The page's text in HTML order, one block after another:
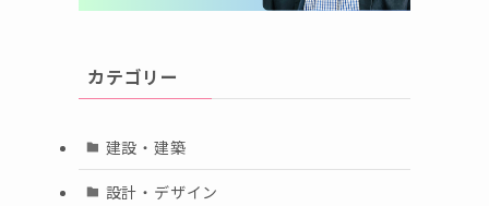
カテゴリー
建設・建築
設計・デザイン